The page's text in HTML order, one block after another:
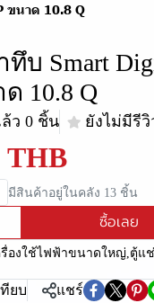
ขนาด 10.8 Q
บ Smart
10.8 Q
ว 0 ชิ้น ยังไม่มีรีวิ
THB
มีสินค้าอยู่ในคลัง 13 ชิ้น
ซื้อเลย
รื่องใช้ไฟฟ้าขนาดใหญ่,ตู้แช่
ทียบ แชร์